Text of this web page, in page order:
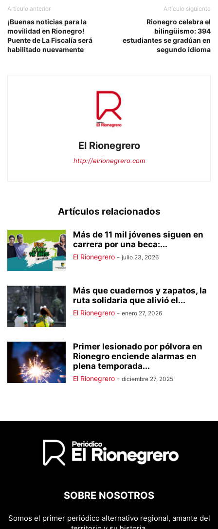
Artículo anterior
¡Buenas noticias para la
movilidad en Rionegro!
Puente de La Fiscalía será
habilitado nuevamente
Artículo siguiente
Rionegro celebra el
bilingüismo: 394
estudiantes se gradúan en
segundo idioma
El Rionegrero
http://elrionegrero.com
Artículos relacionados
Más de 11 mil jóvenes siguen en
carrera por una beca:...
El Rionegrero - julio 23, 2026
Más que cuadernos y zapatos, la
ruta solidaria que alivió el...
El Rionegrero - enero 27, 2026
Primer lesionado por pólvora en
Rionegro enciende alarmas en
plena temporada...
El Rionegrero - diciembre 27, 2025
SOBRE NOSOTROS
Somos el primer periódico alternativo regional, amante del